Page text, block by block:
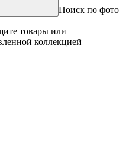
Поиск по фото
товары или
коллекцией